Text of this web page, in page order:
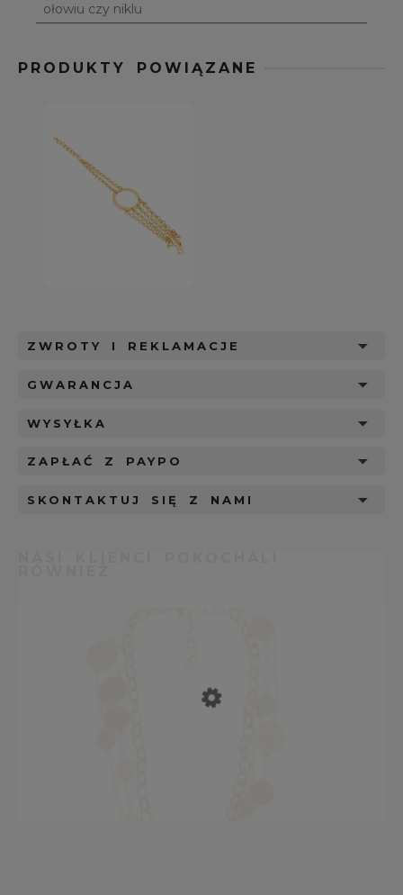
ołowiu czy niklu
PRODUKTY POWIĄZANE
ZWROTY I REKLAMACJE
GWARANCJA
WYSYŁKA
ZAPŁAĆ Z PAYPO
SKONTAKTUJ SIĘ Z NAMI